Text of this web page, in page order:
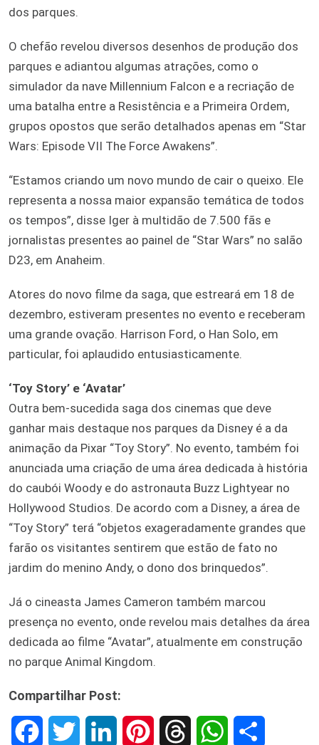
dos parques.
O chefão revelou diversos desenhos de produção dos
parques e adiantou algumas atrações, como o
simulador da nave Millennium Falcon e a recriação de
uma batalha entre a Resistência e a Primeira Ordem,
grupos opostos que serão detalhados apenas em “Star
Wars: Episode VII The Force Awakens”.
“Estamos criando um novo mundo de cair o queixo. Ele
representa a nossa maior expansão temática de todos
os tempos”, disse Iger à multidão de 7.500 fãs e
jornalistas presentes ao painel de “Star Wars” no salão
D23, em Anaheim.
Atores do novo filme da saga, que estreará em 18 de
dezembro, estiveram presentes no evento e receberam
uma grande ovação. Harrison Ford, o Han Solo, em
particular, foi aplaudido entusiasticamente.
‘Toy Story’ e ‘Avatar’
Outra bem-sucedida saga dos cinemas que deve
ganhar mais destaque nos parques da Disney é a da
animação da Pixar “Toy Story”. No evento, também foi
anunciada uma criação de uma área dedicada à história
do caubói Woody e do astronauta Buzz Lightyear no
Hollywood Studios. De acordo com a Disney, a área de
“Toy Story” terá “objetos exageradamente grandes que
farão os visitantes sentirem que estão de fato no
jardim do menino Andy, o dono dos brinquedos”.
Já o cineasta James Cameron também marcou
presença no evento, onde revelou mais detalhes da área
dedicada ao filme “Avatar”, atualmente em construção
no parque Animal Kingdom.
Compartilhar Post: